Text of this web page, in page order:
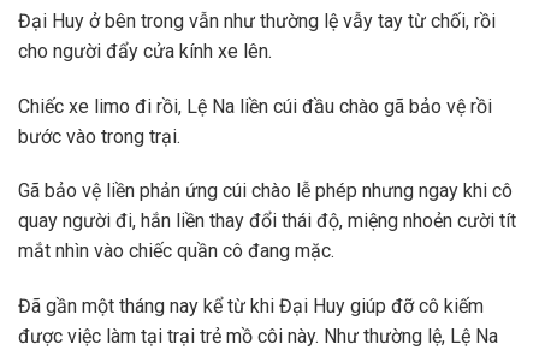
Đại Huy ở bên trong vẫn như thường lệ vẫy tay từ chối, rồi
cho người đẩy cửa kính xe lên.
Chiếc xe limo đi rồi, Lệ Na liền cúi đầu chào gã bảo vệ rồi
bước vào trong trại.
Gã bảo vệ liền phản ứng cúi chào lễ phép nhưng ngay khi cô
quay người đi, hắn liền thay đổi thái độ, miệng nhoẻn cười tít
mắt nhìn vào chiếc quần cô đang mặc.
Đã gần một tháng nay kể từ khi Đại Huy giúp đỡ cô kiếm
được việc làm tại trại trẻ mồ côi này. Như thường lệ, Lệ Na